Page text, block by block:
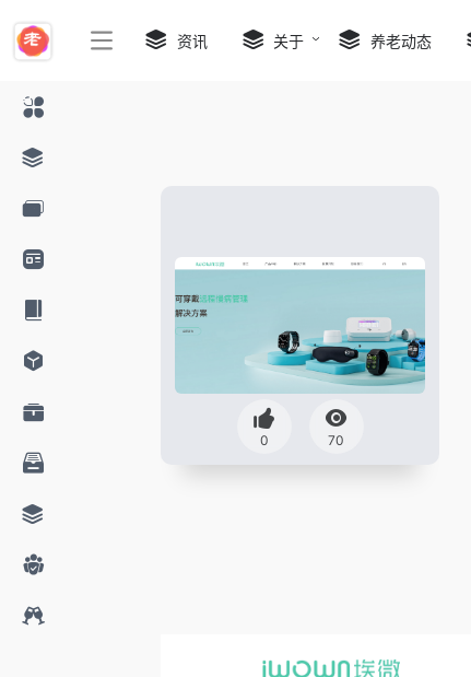
资讯 关于 养老动态
0 70